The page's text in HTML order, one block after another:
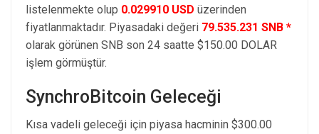
listelenmekte olup 0.029910 USD üzerinden
fiyatlanmaktadır. Piyasadaki değeri 79.535.231 SNB *
olarak görünen SNB son 24 saatte $150.00 DOLAR
işlem görmüştür.
SynchroBitcoin Geleceği
Kısa vadeli geleceği için piyasa hacminin $300.00